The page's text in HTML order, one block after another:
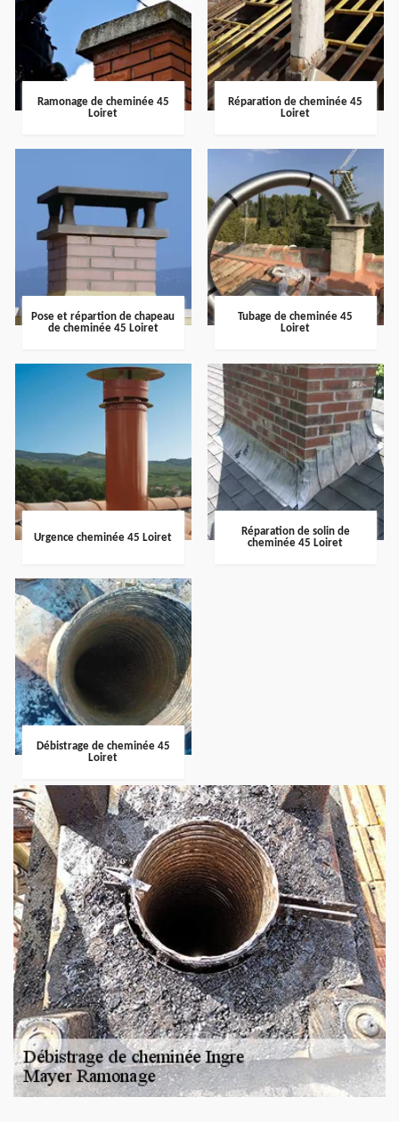
Ramonage de cheminée 45
Loiret
Réparation de cheminée 45
Loiret
Pose et répartion de chapeau
de cheminée 45 Loiret
Tubage de cheminée 45
Loiret
Urgence cheminée 45 Loiret
Réparation de solin de
cheminée 45 Loiret
Débistrage de cheminée 45
Loiret